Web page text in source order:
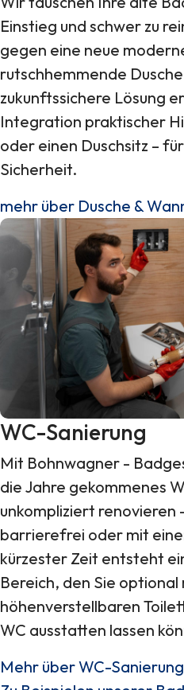
Einstieg und schwer zu
gegen eine neue
rutschhemmende
zukunftssichere Lösung
Integration praktischer
oder einen Duschsitz –
Sicherheit.
mehr über Dusche &
WC-Sanierung
Mit Bohnwagner -
die Jahre gekommenes
unkompliziert renovieren
barrierefrei oder mit
kürzester Zeit entsteht
Bereich, den Sie
höhenverstellbaren
WC ausstatten lassen
Mehr über WC-Sanierung